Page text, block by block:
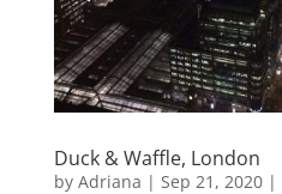
Duck & Waffle, London
by Adriana | Sep 21, 2020|